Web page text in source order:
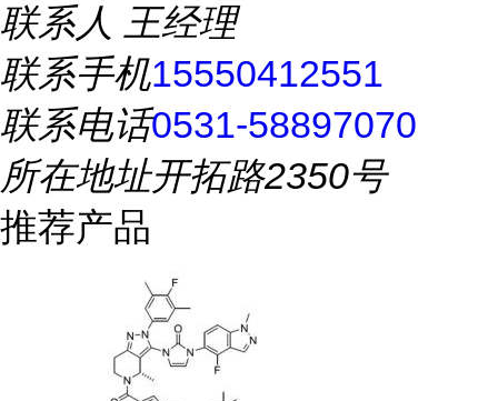
联系人 王经理
联系手机15550412551
联系电话0531-58897070
所在地址开拓路2350号
推荐产品